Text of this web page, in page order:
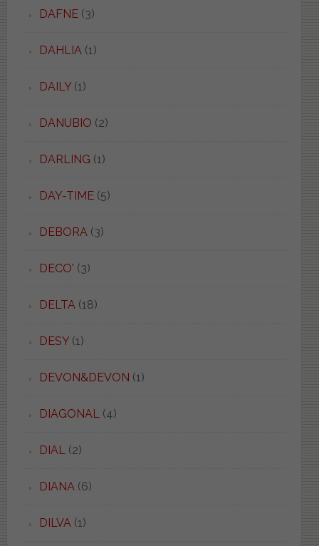
DAFNE(3)
DAHLIA(1)
DAILY(1)
DANUBIO (2)
DARLING (1)
DAY-TIME(5)
DEBORA(3)
DECO' (3)
DELTA(18)
DESY(1)
DEVON&DEVON (1)
DIAGONAL(4)
DIAL(2)
DIANA(6)
DILVA(1)